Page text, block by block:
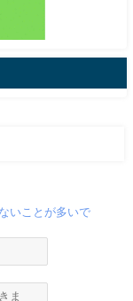
いことが多いで